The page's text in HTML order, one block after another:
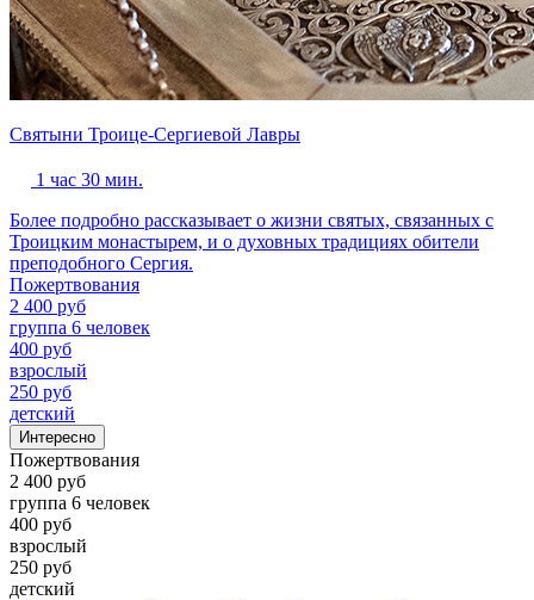
Святыни Троице-Сергиевой Лавры
1 час 30 мин.
Более подробно рассказывает о жизни святых, связанных с
Троицким монастырем, и о духовных традициях обители
преподобного Сергия.
Пожертвования
2 400 руб
группа 6 человек
400 руб
взрослый
250 руб
детский
Интересно
Пожертвования
2 400 руб
группа 6 человек
400 руб
взрослый
250 руб
детский